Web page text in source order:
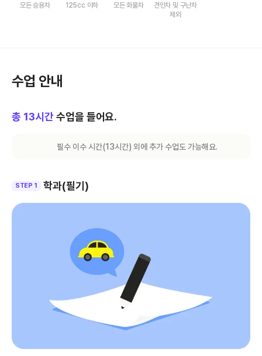
모든 승용차 125cc 이하 모든 화물차
견인차 및 구난차
제외
수업 안내
총 13시간 수업을 들어요.
필수 이수 시간(13시간) 외에 추가 수업도 가능해요.
STEP 1 학과(필기)